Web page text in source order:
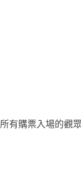
有購票入場的觀